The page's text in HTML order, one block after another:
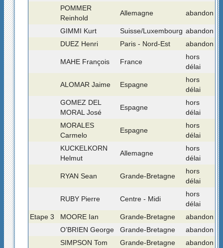
POMMER
Reinhold
Allemagne abandon
GIMMI Kurt Suisse/Luxembourg abandon
DUEZ Henri
Paris - Nord-Est abandon
MAHE François France
hors
délai
ALOMAR Jaime Espagne
hors
délai
GOMEZ DEL
MORAL José
Espagne
hors
délai
MORALES
Carmelo
Espagne
hors
délai
KUCKELKORN
Helmut
Allemagne
hors
délai
RYAN Sean Grande-Bretagne
hors
délai
RUBY Pierre Centre - Midi
hors
délai
Etape 3
MOORE Ian Grande-Bretagne
abandon
O’BRIEN George
Grande-Bretagne
abandon
SIMPSON Tom
Grande-Bretagne abandon